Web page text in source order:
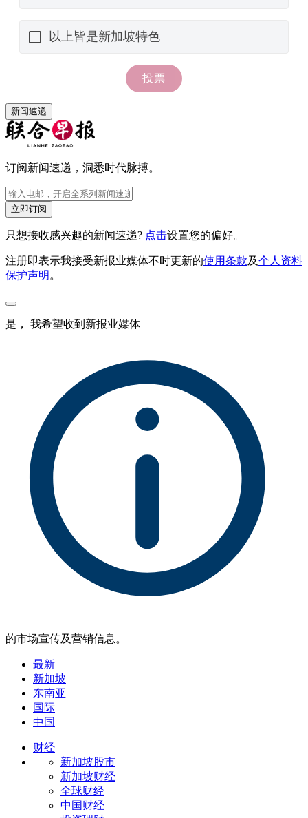
新闻速递
订阅新闻速递，洞悉时代脉搏。
立即订阅
只想接收感兴趣的新闻速递? 点击设置您的偏好。
注册即表示我接受新报业媒体不时更新的使用条款及个人资料
保护声明。
是， 我希望收到新报业媒体
的市场宣传及营销信息。
最新
新加坡
东南亚
国际
中国
财经
新加坡股市
新加坡财经
全球财经
中国财经